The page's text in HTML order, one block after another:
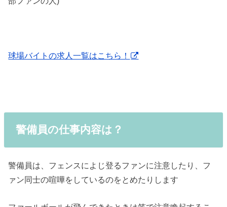
球場バイトの求人一覧はこちら！
警備員の仕事内容は？
警備員は、フェンスによじ登るファンに注意したり、フ
ァン同士の喧嘩をしているのをとめたりします